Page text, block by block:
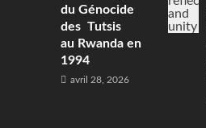
du Génocide
des Tutsis
au Rwanda en
1994
avril 28, 2026